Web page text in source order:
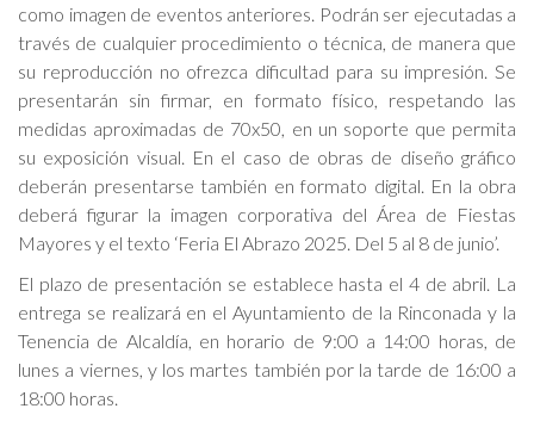
como imagen de eventos anteriores. Podrán ser ejecutadas a
través de cualquier procedimiento o técnica, de manera que
su reproducción no ofrezca dificultad para su impresión. Se
presentarán sin firmar, en formato físico, respetando las
medidas aproximadas de 70x50, en un soporte que permita
su exposición visual. En el caso de obras de diseño gráfico
deberán presentarse también en formato digital. En la obra
deberá figurar la imagen corporativa del Área de Fiestas
Mayores y el texto ‘Feria El Abrazo 2025. Del 5 al 8 de junio’.
El plazo de presentación se establece hasta el 4 de abril. La
entrega se realizará en el Ayuntamiento de la Rinconada y la
Tenencia de Alcaldía, en horario de 9:00 a 14:00 horas, de
lunes a viernes, y los martes también por la tarde de 16:00 a
18:00 horas.